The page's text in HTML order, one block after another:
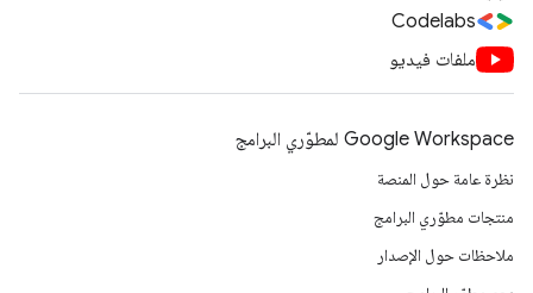
Codelabs
ملفات فيديو
Google Workspace لمطوّري البرامج
نظرة عامة حول المنصة
منتجات مطوّري البرامج
ملاحظات حول الإصدار